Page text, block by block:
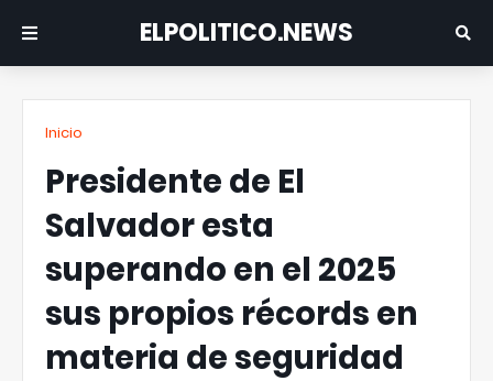
ELPOLITICO.NEWS
Inicio
Presidente de El
Salvador esta
superando en el 2025
sus propios récords en
materia de seguridad